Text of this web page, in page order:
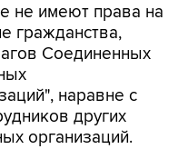
не имеют права на
гражданства,
Соединенных
наравне с
других
организаций.